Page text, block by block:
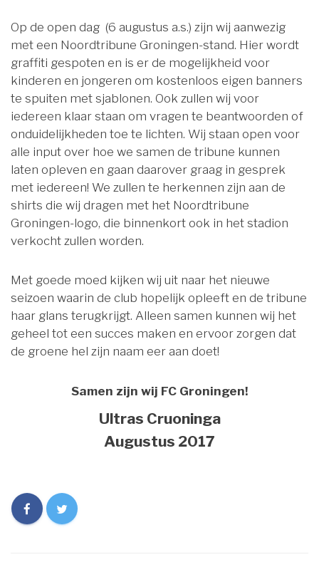
Op de open dag (6 augustus a.s.) zijn wij aanwezig
met een Noordtribune Groningen-stand. Hier wordt
graffiti gespoten en is er de mogelijkheid voor
kinderen en jongeren om kostenloos eigen banners
te spuiten met sjablonen. Ook zullen wij voor
iedereen klaar staan om vragen te beantwoorden of
onduidelijkheden toe te lichten. Wij staan open voor
alle input over hoe we samen de tribune kunnen
laten opleven en gaan daarover graag in gesprek
met iedereen! We zullen te herkennen zijn aan de
shirts die wij dragen met het Noordtribune
Groningen-logo, die binnenkort ook in het stadion
verkocht zullen worden.
Met goede moed kijken wij uit naar het nieuwe
seizoen waarin de club hopelijk opleeft en de tribune
haar glans terugkrijgt. Alleen samen kunnen wij het
geheel tot een succes maken en ervoor zorgen dat
de groene hel zijn naam eer aan doet!
Samen zijn wij FC Groningen!
Ultras Cruoninga
Augustus 2017